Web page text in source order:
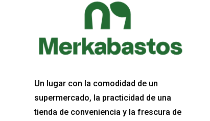
Un lugar con la comodidad de un
supermercado, la practicidad de una
tienda de conveniencia y la frescura de